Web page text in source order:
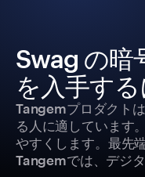
Swag の暗
を入手する
Tangemプロダクト
る人に適しています
やすくします。最先
Tangemでは、デジ